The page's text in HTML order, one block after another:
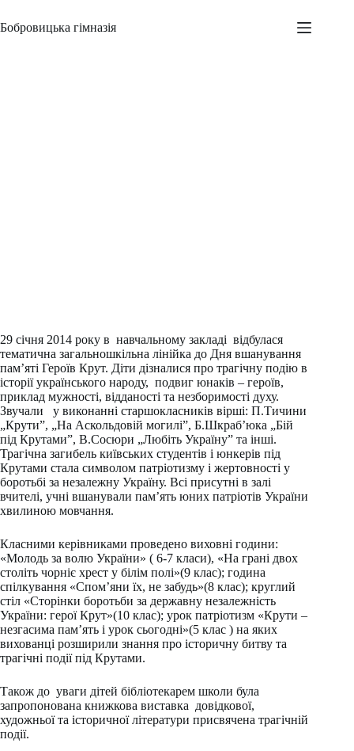
до
вмісту
Бобровицька гімназія
29 січня 2014 року в навчальному закладі відбулася
тематична загальношкільна лінійка до Дня вшанування
пам’яті Героїв Крут. Діти дізналися про трагічну подію в
історії українського народу, подвиг юнаків – героїв,
приклад мужності, відданості та незборимості духу.
Звучали у виконанні старшокласників вірші: П.Тичини
„Крути”, „На Аскольдовій могилі”, Б.Шкраб’юка „Бій
під Крутами”, В.Сосюри „Любіть Україну” та інші.
Трагічна загибель київських студентів і юнкерів під
Крутами стала символом патріотизму і жертовності у
боротьбі за незалежну Україну. Всі присутні в залі
вчителі, учні вшанували пам’ять юних патріотів України
хвилиною мовчання.
Класними керівниками проведено виховні години:
«Молодь за волю України» ( 6-7 класи), «На грані двох
століть чорніє хрест у білім полі»(9 клас); година
спілкування «Спом’яни їх, не забудь»(8 клас); круглий
стіл «Сторінки боротьби за державну незалежність
України: герої Крут»(10 клас); урок патріотизм «Крути –
незгасима пам’ять і урок сьогодні»(5 клас ) на яких
вихованці розширили знання про історичну битву та
трагічні події під Крутами.
Також до уваги дітей бібліотекарем школи була
запропонована книжкова виставка довідкової,
художньої та історичної літератури присвячена трагічній
події.